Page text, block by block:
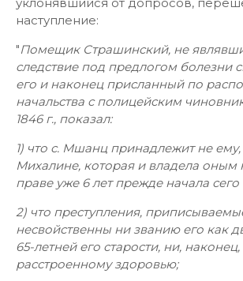
наступление:
"Помещик Страшинский, не
следствие под предлогом болезни
его и наконец присланный по
начальства с полицейским
1846 г., показал:
1) что с. Мшанц принадлежит не
Михалине, которая и владела оным
праве уже 6 лет прежде начала сего
2) что преступления,
несвойственны ни званию его как
65-летней его старости, ни, наконец,
расстроенному здоровью;